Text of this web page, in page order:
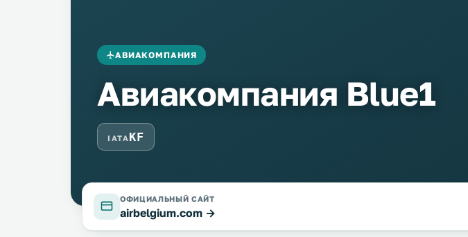
АВИАКОМПАНИЯ
Авиакомпания Blue1
IATA KF
ОФИЦИАЛЬНЫЙ САЙТ
airbelgium.com →